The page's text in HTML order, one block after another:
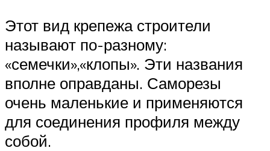
Этот вид крепежа строители
называют по-разному:
«семечки»,«клопы». Эти названия
вполне оправданы. Саморезы
очень маленькие и применяются
для соединения профиля между
собой.